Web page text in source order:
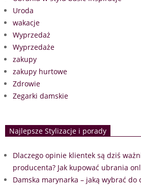
Uroda
wakacje
Wyprzedaż
Wyprzedaże
zakupy
zakupy hurtowe
Zdrowie
Zegarki damskie
Najlepsze Stylizacje i porady
Dlaczego opinie klientek są dziś
producenta? Jak kupować ubrania
Damska marynarka – jaką wybrać do